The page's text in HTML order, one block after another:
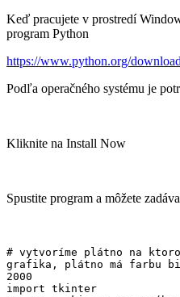
Keď pracujete v prostredí
program Python
https://www.python.org/
Podľa operačného systému je
Kliknite na Install Now
Spustite program a môžete
# vytvoríme plátno na
grafika, plátno má farbu
2000
import tkinter